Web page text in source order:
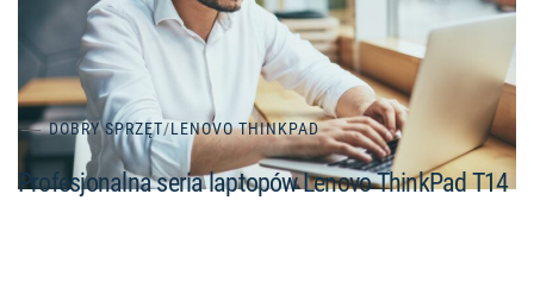
DOBRY SPRZĘT/LENOVO THINKPAD
Profesjonalna seria laptopów Lenovo ThinkPad T14